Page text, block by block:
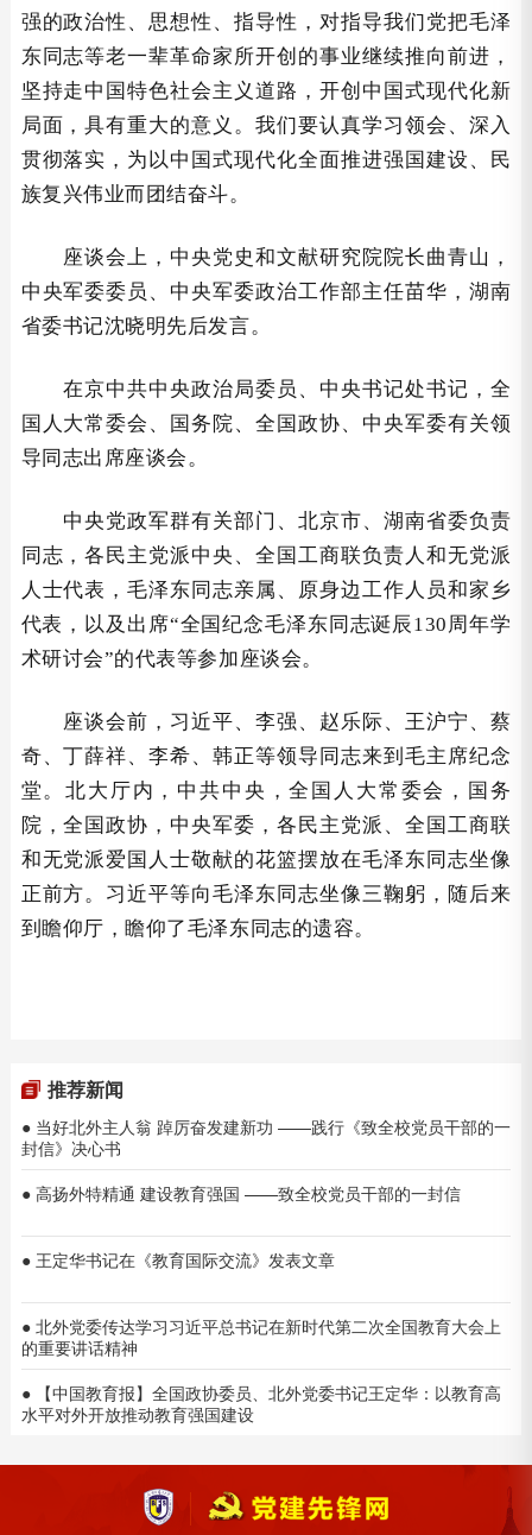
强的政治性、思想性、指导性，对指导我们党把毛泽
东同志等老一辈革命家所开创的事业继续推向前进，
坚持走中国特色社会主义道路，开创中国式现代化新
局面，具有重大的意义。我们要认真学习领会、深入
贯彻落实，为以中国式现代化全面推进强国建设、民
族复兴伟业而团结奋斗。
座谈会上，中央党史和文献研究院院长曲青山，
中央军委委员、中央军委政治工作部主任苗华，湖南
省委书记沈晓明先后发言。
在京中共中央政治局委员、中央书记处书记，全
国人大常委会、国务院、全国政协、中央军委有关领
导同志出席座谈会。
中央党政军群有关部门、北京市、湖南省委负责
同志，各民主党派中央、全国工商联负责人和无党派
人士代表，毛泽东同志亲属、原身边工作人员和家乡
代表，以及出席“全国纪念毛泽东同志诞辰130周年学
术研讨会”的代表等参加座谈会。
座谈会前，习近平、李强、赵乐际、王沪宁、蔡
奇、丁薛祥、李希、韩正等领导同志来到毛主席纪念
堂。北大厅内，中共中央，全国人大常委会，国务
院，全国政协，中央军委，各民主党派、全国工商联
和无党派爱国人士敬献的花篮摆放在毛泽东同志坐像
正前方。习近平等向毛泽东同志坐像三鞠躬，随后来
到瞻仰厅，瞻仰了毛泽东同志的遗容。
推荐新闻
● 当好北外主人翁 踔厉奋发建新功 ——践行《致全校党员干部的一
封信》决心书
● 高扬外特精通 建设教育强国 ——致全校党员干部的一封信
● 王定华书记在《教育国际交流》发表文章
● 北外党委传达学习习近平总书记在新时代第二次全国教育大会上
的重要讲话精神
● 【中国教育报】全国政协委员、北外党委书记王定华：以教育高
水平对外开放推动教育强国建设